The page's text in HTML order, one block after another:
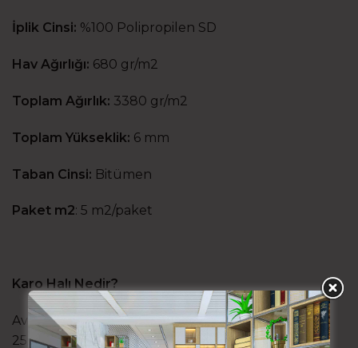
İplik Cinsi: %100 Polipropilen SD
Hav Ağırlığı: 680 gr/m2
Toplam Ağırlık: 3380 gr/m2
Toplam Yükseklik: 6 mm
Taban Cinsi: Bitümen
Paket m2: 5 m2/paket
Karo Halı Nedir?
Avrupa’da genel standart olarak 50x50cm ve
25x100cm ebatlarında üretilen modüler halı